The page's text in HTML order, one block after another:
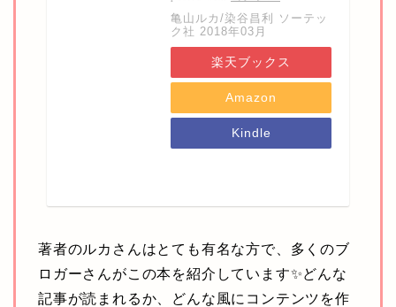
亀山ルカ/染谷昌利 ソーテッ
ク社 2018年03月
楽天ブックス
Amazon
Kindle
著者のルカさんはとても有名な方で、多くのブ
ロガーさんがこの本を紹介しています✨どんな
記事が読まれるか、どんな風にコンテンツを作